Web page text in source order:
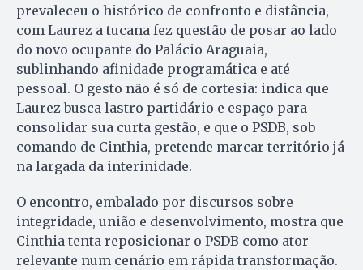
prevaleceu o histórico de confronto e distância,
com Laurez a tucana fez questão de posar ao lado
do novo ocupante do Palácio Araguaia,
sublinhando afinidade programática e até
pessoal. O gesto não é só de cortesia: indica que
Laurez busca lastro partidário e espaço para
consolidar sua curta gestão, e que o PSDB, sob
comando de Cinthia, pretende marcar território já
na largada da interinidade.
O encontro, embalado por discursos sobre
integridade, união e desenvolvimento, mostra que
Cinthia tenta reposicionar o PSDB como ator
relevante num cenário em rápida transformação.